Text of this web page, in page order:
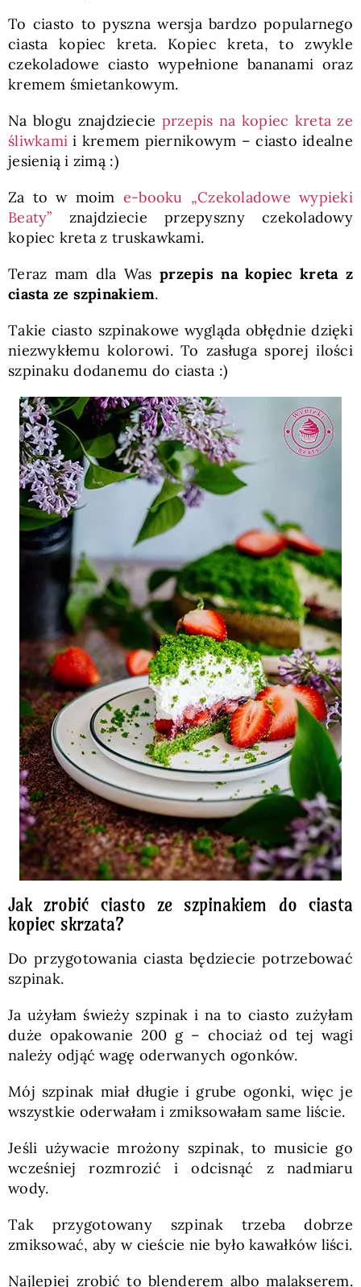
To ciasto to pyszna wersja bardzo popularnego
ciasta kopiec kreta. Kopiec kreta, to zwykle
czekoladowe ciasto wypełnione bananami oraz
kremem śmietankowym.
Na blogu znajdziecie przepis na kopiec kreta ze
śliwkami i kremem piernikowym – ciasto idealne
jesienią i zimą :)
Za to w moim e-booku „Czekoladowe wypieki
Beaty” znajdziecie przepyszny czekoladowy
kopiec kreta z truskawkami.
Teraz mam dla Wasprzepis na kopiec kreta z
ciasta ze szpinakiem.
Takie ciasto szpinakowe wygląda obłędnie dzięki
niezwykłemu kolorowi. To zasługa sporej ilości
szpinaku dodanemu do ciasta :)
Jak zrobić ciasto ze szpinakiem do ciasta
kopiec skrzata?
Do przygotowania ciasta będziecie potrzebować
szpinak.
Ja użyłam świeży szpinak i na to ciasto zużyłam
duże opakowanie 200 g – chociaż od tej wagi
należy odjąć wagę oderwanych ogonków.
Mój szpinak miał długie i grube ogonki, więc je
wszystkie oderwałam i zmiksowałam same liście.
Jeśli używacie mrożony szpinak, to musicie go
wcześniej rozmrozić i odcisnąć z nadmiaru
wody.
Tak przygotowany szpinak trzeba dobrze
zmiksować, aby w cieście nie było kawałków liści.
Najlepiej zrobić to blenderem albo malakserem.